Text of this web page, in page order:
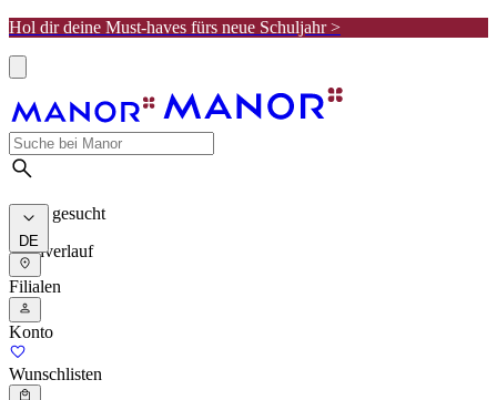
Hol dir deine Must-haves fürs neue Schuljahr >
Meist gesucht
Suchverlauf
DE
Filialen
Konto
Wunschlisten